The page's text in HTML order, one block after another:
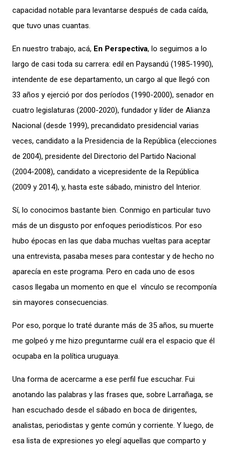
capacidad notable para levantarse después de cada caída,
que tuvo unas cuantas.
En nuestro trabajo, acá, En Perspectiva, lo seguimos a lo
largo de casi toda su carrera: edil en Paysandú (1985-1990),
intendente de ese departamento, un cargo al que llegó con
33 años y ejerció por dos períodos (1990-2000), senador en
cuatro legislaturas (2000-2020), fundador y líder de Alianza
Nacional (desde 1999), precandidato presidencial varias
veces, candidato a la Presidencia de la República (elecciones
de 2004), presidente del Directorio del Partido Nacional
(2004-2008), candidato a vicepresidente de la República
(2009 y 2014), y, hasta este sábado, ministro del Interior.
Sí, lo conocimos bastante bien. Conmigo en particular tuvo
más de un disgusto por enfoques periodísticos. Por eso
hubo épocas en las que daba muchas vueltas para aceptar
una entrevista, pasaba meses para contestar y de hecho no
aparecía en este programa. Pero en cada uno de esos
casos llegaba un momento en que el vínculo se recomponía
sin mayores consecuencias.
Por eso, porque lo traté durante más de 35 años, su muerte
me golpeó y me hizo preguntarme cuál era el espacio que él
ocupaba en la política uruguaya.
Una forma de acercarme a ese perfil fue escuchar. Fui
anotando las palabras y las frases que, sobre Larrañaga, se
han escuchado desde el sábado en boca de dirigentes,
analistas, periodistas y gente común y corriente. Y luego, de
esa lista de expresiones yo elegí aquellas que comparto y